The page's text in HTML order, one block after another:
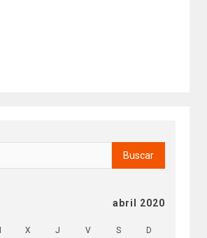
abril 2020
X J V S D